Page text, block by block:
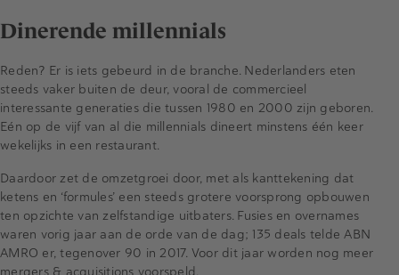
Dinerende millennials
Reden? Er is iets gebeurd in de branche. Nederlanders eten
steeds vaker buiten de deur, vooral de commercieel
interessante generaties die tussen 1980 en 2000 zijn geboren.
Eén op de vijf van al die millennials dineert minstens één keer
wekelijks in een restaurant.
Daardoor zet de omzetgroei door, met als kanttekening dat
ketens en ‘formules’ een steeds grotere voorsprong opbouwen
ten opzichte van zelfstandige uitbaters. Fusies en overnames
waren vorig jaar aan de orde van de dag; 135 deals telde ABN
AMRO er, tegenover 90 in 2017. Voor dit jaar worden nog meer
mergers & acquisitions voorspeld.